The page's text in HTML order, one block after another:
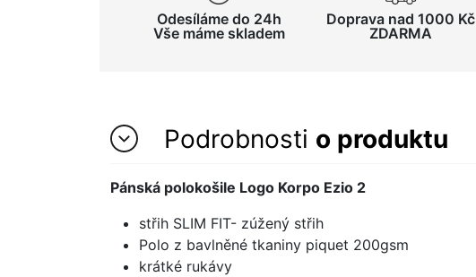
Odesíláme do 24h
Vše máme skladem
Doprava nad 1000 Kč
ZDARMA
Podrobnosti o produktu
Pánská polokošile Logo Korpo Ezio 2
střih SLIM FIT- zúžený střih
Polo z bavlněné tkaniny piquet 200gsm
krátké rukávy